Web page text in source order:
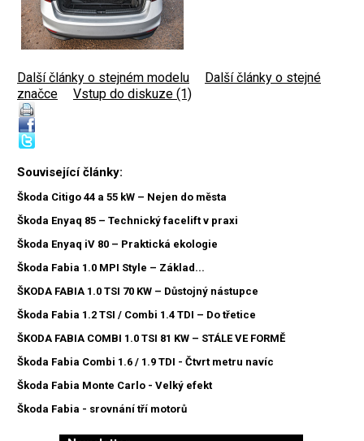
Další články o stejném modelu
Další články o stejné
značce
Vstup do diskuze (1)
Související články:
Škoda Citigo 44 a 55 kW – Nejen do města
Škoda Enyaq 85 – Technický facelift v praxi
Škoda Enyaq iV 80 – Praktická ekologie
Škoda Fabia 1.0 MPI Style – Základ...
ŠKODA FABIA 1.0 TSI 70 KW – Důstojný nástupce
Škoda Fabia 1.2 TSI / Combi 1.4 TDI – Do třetice
ŠKODA FABIA COMBI 1.0 TSI 81 KW – STÁLE VE FORMĚ
Škoda Fabia Combi 1.6 / 1.9 TDI - Čtvrt metru navíc
Škoda Fabia Monte Carlo - Velký efekt
Škoda Fabia - srovnání tří motorů